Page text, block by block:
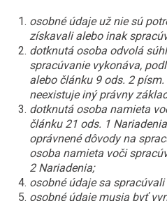
osobné údaje už nie sú
získavali alebo inak
dotknutá osoba odvolá
spracúvanie vykonáva,
alebo článku 9 ods. 2
neexistuje iný právny
dotknutá osoba namieta
článku 21 ods. 1
oprávnené dôvody na
osoba namieta voči
2 Nariadenia;
osobné údaje sa spracúvali
osobné údaje musia byť